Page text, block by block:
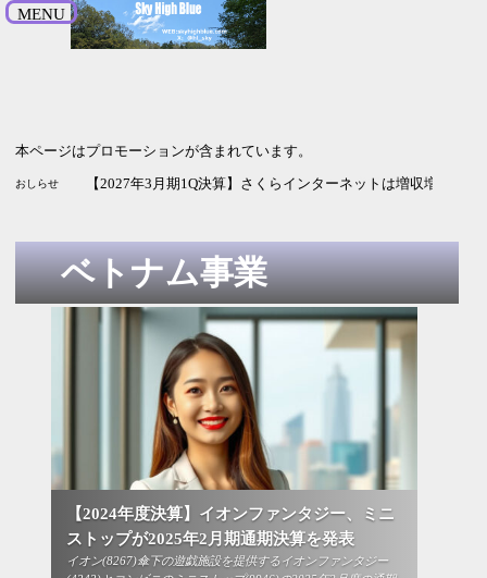
MENU
本ページはプロモーションが含まれています。
おしらせ 【2026年9月期3Q決算】HENNGEは増収増益 純利益の進捗率
【2027年3月期1Q決算】ソシオネクストは増収も利益は赤字
【2027年3月期1Q決算】さくらインターネットは増収増益
ベトナム事業
【2024年度決算】イオンファンタジー、ミニ
ストップが2025年2月期通期決算を発表
イオン(8267)傘下の遊戯施設を提供するイオンファンタジー